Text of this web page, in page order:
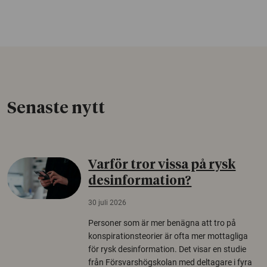
Senaste nytt
Varför tror vissa på rysk
desinformation?
30 juli 2026
Personer som är mer benägna att tro på
konspirationsteorier är ofta mer mottagliga
för rysk desinformation. Det visar en studie
från Försvarshögskolan med deltagare i fyra